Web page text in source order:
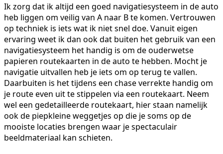
Ik zorg dat ik altijd een goed navigatiesysteem in de auto
heb liggen om veilig van A naar B te komen. Vertrouwen
op techniek is iets wat ik niet snel doe. Vanuit eigen
ervaring weet ik dan ook dat buiten het gebruik van een
navigatiesysteem het handig is om de ouderwetse
papieren routekaarten in de auto te hebben. Mocht je
navigatie uitvallen heb je iets om op terug te vallen.
Daarbuiten is het tijdens een chase verrekte handig om
je route even uit te stippelen via een routekaart. Neem
wel een gedetailleerde routekaart, hier staan namelijk
ook de piepkleine weggetjes op die je soms op de
mooiste locaties brengen waar je spectaculair
beeldmateriaal kan schieten.